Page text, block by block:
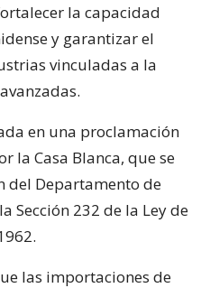
la capacidad
y garantizar el
vinculadas a la
en una proclamación
la Casa Blanca, que se
del Departamento de
Sección 232 de la Ley de
las importaciones de